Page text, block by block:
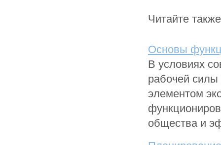
Читайте
Основы
В условиях
рабочей силы
элементом
общества и